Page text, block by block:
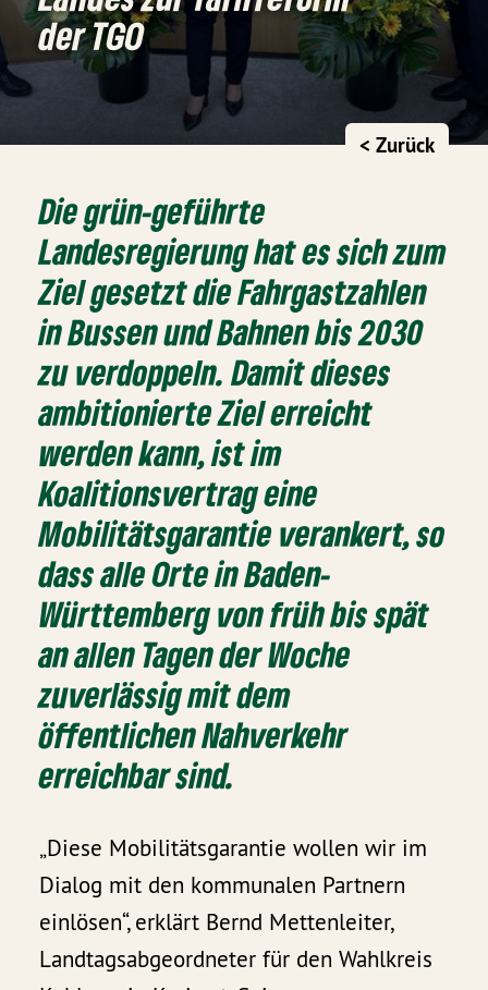
der TGO
< Zurück
Die grün-geführte
Landesregierung hat es sich zum
Ziel gesetzt die Fahrgastzahlen
in Bussen und Bahnen bis 2030
zu verdoppeln. Damit dieses
ambitionierte Ziel erreicht
werden kann, ist im
Koalitionsvertrag eine
Mobilitätsgarantie verankert, so
dass alle Orte in Baden-
Württemberg von früh bis spät
an allen Tagen der Woche
zuverlässig mit dem
öffentlichen Nahverkehr
erreichbar sind.
„Diese Mobilitätsgarantie wollen wir im
Dialog mit den kommunalen Partnern
einlösen“, erklärt Bernd Mettenleiter,
Landtagsabgeordneter für den Wahlkreis